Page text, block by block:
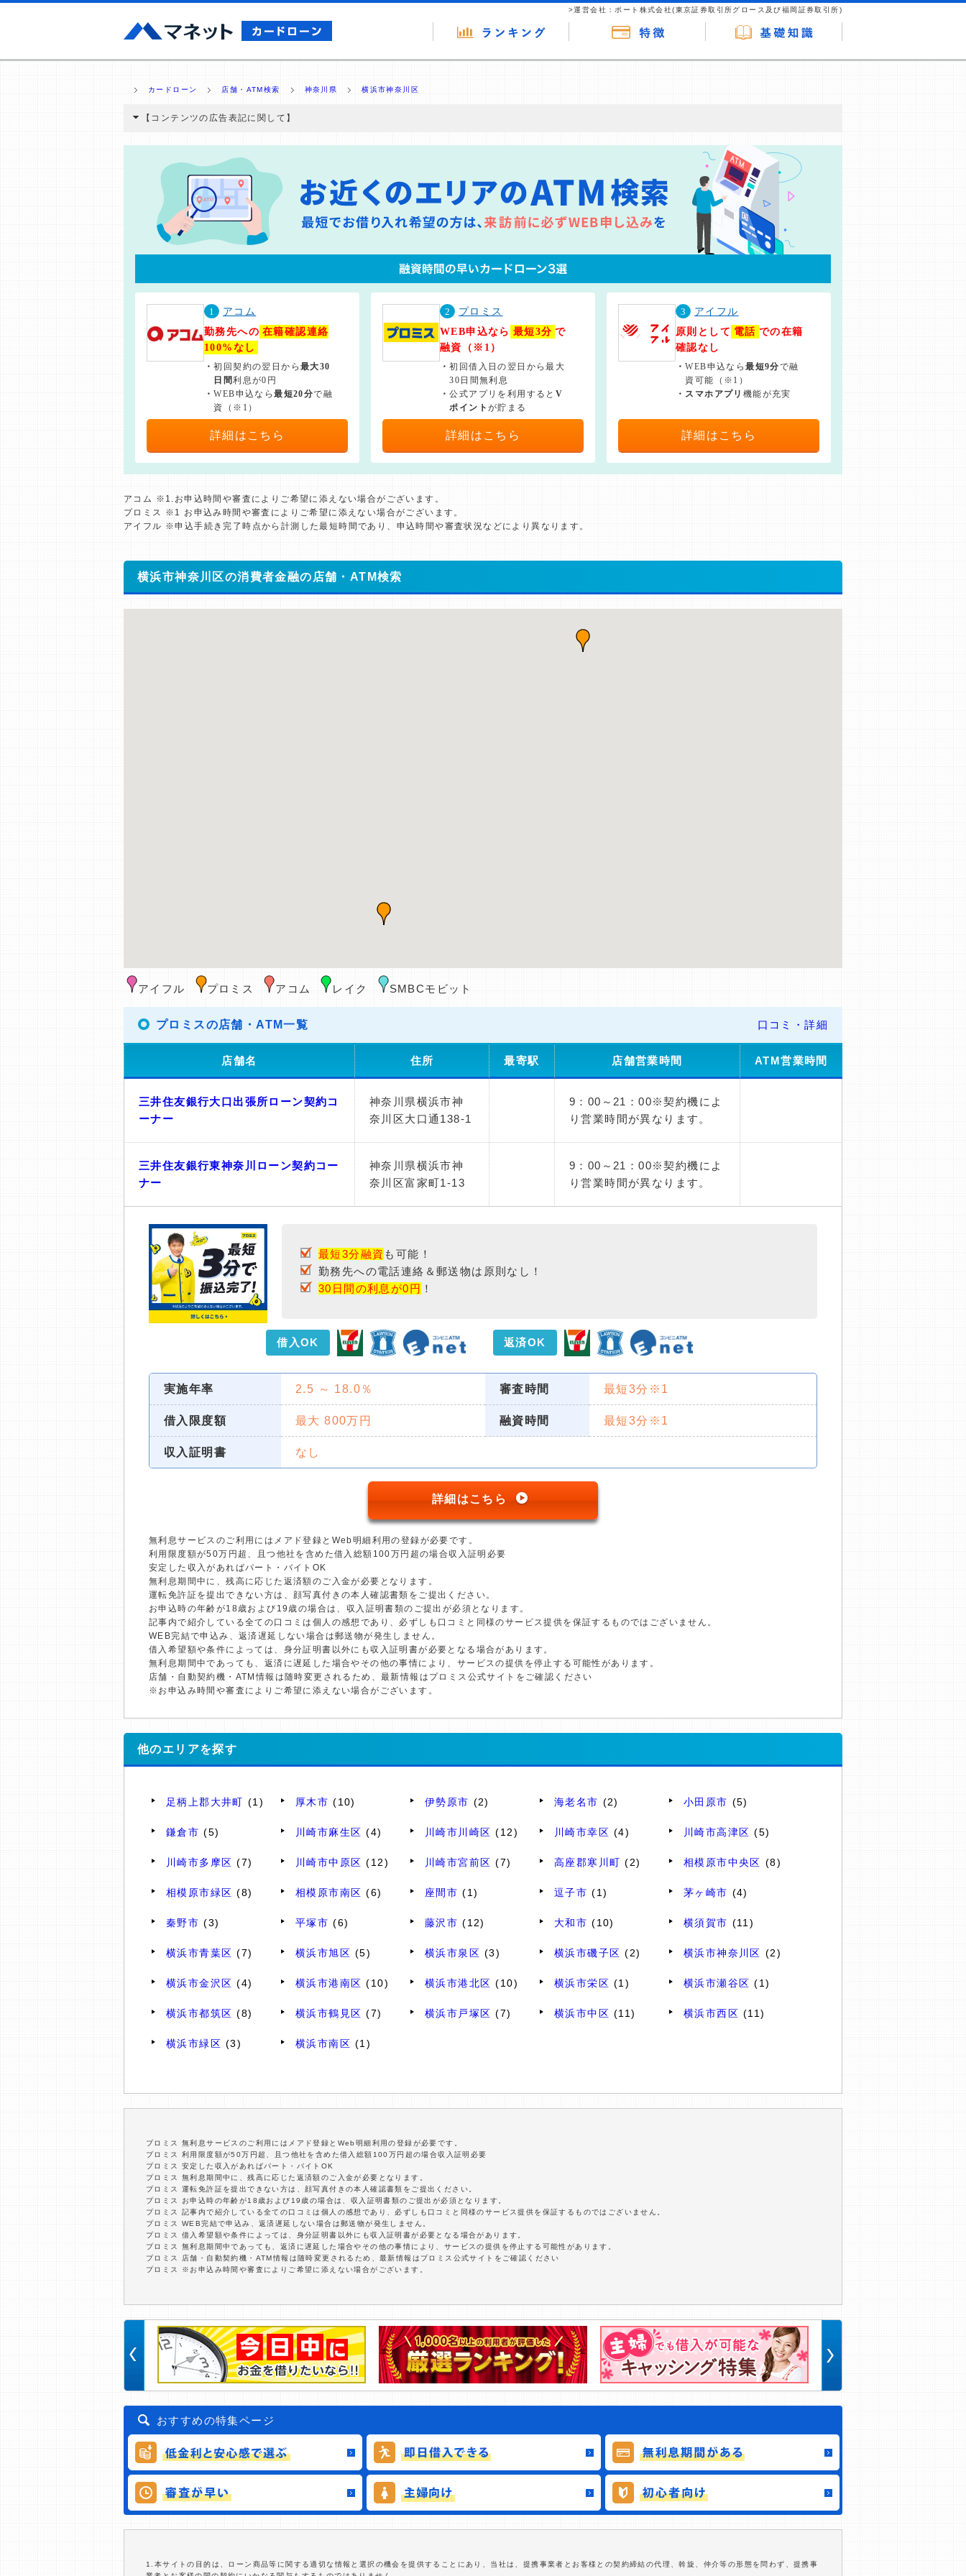
>運営会社：ポート株式会社(東京証券取引所グロース及び福岡証券取引所)
カードローン 店舗・ATM検索 神奈川県 横浜市神奈川区
【コンテンツの広告表記に関して】
と弊社に対して企業から紹介報酬が支払われるという収益モデルです。 ただし、特定の商品を根拠なくPRするものではなく、当編集部の調査／ユーザーへの口コ
ミ収集などに基づき、公平性を担保した情報提供を行っています。
>提携企業一覧
1
アコム
勤務先への 在籍確認連絡
100%なし
・初回契約の翌日から最大30
日間利息が0円
・WEB申込なら最短20分で融
資（※1）
詳細はこちら
2
プロミス
WEB申込なら 最短3分 で
融資（※1）
・初回借入日の翌日から最大
30日間無利息
・公式アプリを利用すると V
ポイントが貯まる
詳細はこちら
3
アイフル
原則として 電話 での在籍
確認なし
・WEB申込なら最短9分で融
資可能（※1）
・ スマホアプリ 機能が充実
詳細はこちら
アコム ※1.お申込時間や審査によりご希望に添えない場合がございます。
プロミス ※1 お申込み時間や審査によりご希望に添えない場合がございます。
アイフル ※申込手続き完了時点から計測した最短時間であり、申込時間や審査状況などにより異なります。
横浜市神奈川区の消費者金融の店舗・ATM検索
アイフル プロミス アコム レイク SMBCモビット
プロミスの店舗・ATM一覧 口コミ・詳細
店舗名 住所 最寄駅 店舗営業時間 ATM営業時間
三井住友銀行大口出張所ローン契約コ
ーナー
神奈川県横浜市神
奈川区大口通138-1
9：00～21：00※契約機によ
り営業時間が異なります。
三井住友銀行東神奈川ローン契約コー
ナー
神奈川県横浜市神
奈川区富家町1-13
9：00～21：00※契約機によ
り営業時間が異なります。
最短3分融資 も可能！
勤務先への電話連絡＆郵送物は原則なし！
30日間の利息が0円 ！
借入OK 返済OK
実施年率 2.5 ～ 18.0％ 審査時間 最短3分※1
借入限度額 最大 800万円 融資時間 最短3分※1
収入証明書 なし
詳細はこちら
無利息サービスのご利用にはメアド登録とWeb明細利用の登録が必要です。
利用限度額が50万円超、且つ他社を含めた借入総額100万円超の場合収入証明必要
安定した収入があればパート・バイトOK
無利息期間中に、残高に応じた返済額のご入金が必要となります。
運転免許証を提出できない方は、顔写真付きの本人確認書類をご提出ください。
お申込時の年齢が18歳および19歳の場合は、収入証明書類のご提出が必須となります。
記事内で紹介している全ての口コミは個人の感想であり、必ずしも口コミと同様のサービス提供を保証するものではございません。
WEB完結で申込み、返済遅延しない場合は郵送物が発生しません。
借入希望額や条件によっては、身分証明書以外にも収入証明書が必要となる場合があります。
無利息期間中であっても、返済に遅延した場合やその他の事情により、サービスの提供を停止する可能性があります。
店舗・自動契約機・ATM情報は随時変更されるため、最新情報はプロミス公式サイトをご確認ください
※お申込み時間や審査によりご希望に添えない場合がございます。
他のエリアを探す
足柄上郡大井町 (1) 厚木市 (10) 伊勢原市 (2) 海老名市 (2) 小田原市 (5)
鎌倉市 (5) 川崎市麻生区 (4) 川崎市川崎区 (12) 川崎市幸区 (4) 川崎市高津区 (5)
川崎市多摩区 (7) 川崎市中原区 (12) 川崎市宮前区 (7) 高座郡寒川町 (2) 相模原市中央区 (8)
相模原市緑区 (8) 相模原市南区 (6) 座間市 (1) 逗子市 (1) 茅ヶ崎市 (4)
秦野市 (3) 平塚市 (6) 藤沢市 (12) 大和市 (10) 横須賀市 (11)
横浜市青葉区 (7) 横浜市旭区 (5) 横浜市泉区 (3) 横浜市磯子区 (2) 横浜市神奈川区 (2)
横浜市金沢区 (4) 横浜市港南区 (10) 横浜市港北区 (10) 横浜市栄区 (1) 横浜市瀬谷区 (1)
横浜市都筑区 (8) 横浜市鶴見区 (7) 横浜市戸塚区 (7) 横浜市中区 (11) 横浜市西区 (11)
横浜市緑区 (3) 横浜市南区 (1)
プロミス 無利息サービスのご利用にはメアド登録とWeb明細利用の登録が必要です。
プロミス 利用限度額が50万円超、且つ他社を含めた借入総額100万円超の場合収入証明必要
プロミス 安定した収入があればパート・バイトOK
プロミス 無利息期間中に、残高に応じた返済額のご入金が必要となります。
プロミス 運転免許証を提出できない方は、顔写真付きの本人確認書類をご提出ください。
プロミス お申込時の年齢が18歳および19歳の場合は、収入証明書類のご提出が必須となります。
プロミス 記事内で紹介している全ての口コミは個人の感想であり、必ずしも口コミと同様のサービス提供を保証するものではございません。
プロミス WEB完結で申込み、返済遅延しない場合は郵送物が発生しません。
プロミス 借入希望額や条件によっては、身分証明書以外にも収入証明書が必要となる場合があります。
プロミス 無利息期間中であっても、返済に遅延した場合やその他の事情により、サービスの提供を停止する可能性があります。
プロミス 店舗・自動契約機・ATM情報は随時変更されるため、最新情報はプロミス公式サイトをご確認ください
プロミス ※お申込み時間や審査によりご希望に添えない場合がございます。
おすすめの特集ページ
1.本サイトの目的は、ローン商品等に関する適切な情報と選択の機会を提供することにあり、当社は、提携事業者とお客様との契約締結の代理、斡旋、仲介等の形態を問わず、提携事